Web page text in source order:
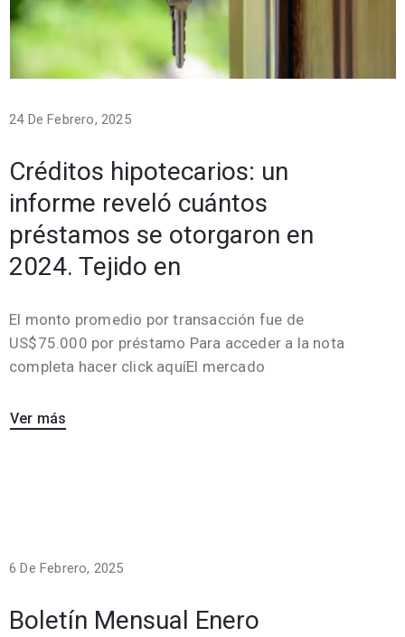
24 De Febrero, 2025
Créditos hipotecarios: un
informe reveló cuántos
préstamos se otorgaron en
2024. Tejido en
El monto promedio por transacción fue de
US$75.000 por préstamo Para acceder a la nota
completa hacer click aquíEl mercado
Ver más
6 De Febrero, 2025
Boletín Mensual Enero